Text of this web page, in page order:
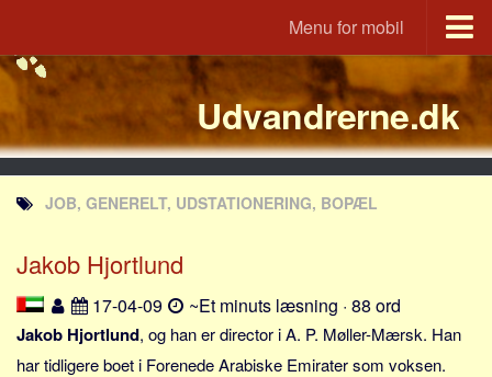
Menu for mobil
Portal
Udvandrerne.dk
Utvandrerne.no
Utvandrarna.se
Tyskland.dk
England.dk
JLKM.dk
Lande
Udvandrerne.dk
JOB, GENERELT, UDSTATIONERING, BOPÆL
Jakob Hjortlund
17-04-09 ~Et minuts læsning · 88 ord
Jakob Hjortlund, og han er director i A. P. Møller-Mærsk. Han
har tidligere boet i Forenede Arabiske Emirater som voksen.